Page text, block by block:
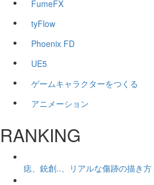
FumeFX
tyFlow
Phoenix FD
UE5
ゲームキャラクターをつくる
アニメーション
RANKING
痣、銃創..、リアルな傷跡の描き方